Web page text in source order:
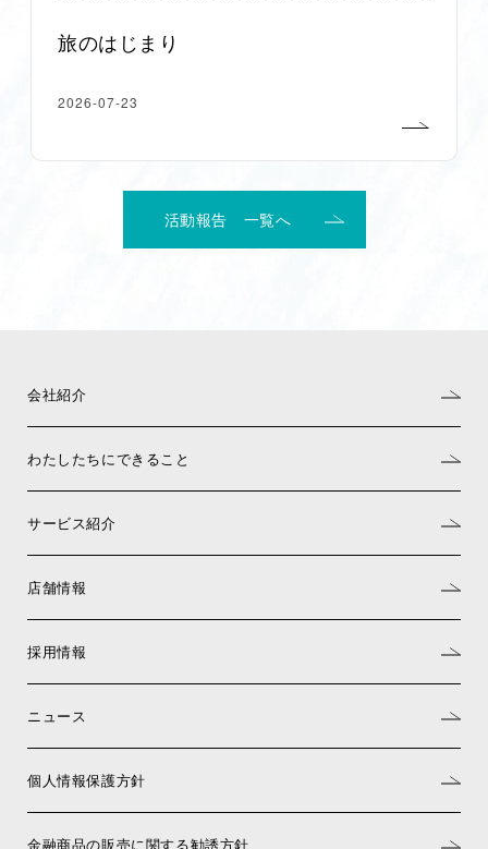
旅のはじまり
2026-07-23
活動報告 一覧へ
会社紹介
わたしたちにできること
サービス紹介
店舗情報
採用情報
ニュース
個人情報保護方針
金融商品の販売に関する勧誘方針